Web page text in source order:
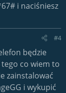
i naciśniesz
#4
będzie
tego co wiem to
zainstalować
i wykupić